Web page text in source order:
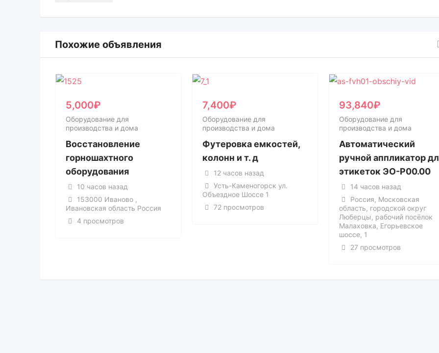
Похожие объявления
5,000₽
Оборудование для
производства и дома
Восстановление
горношахтного
оборудования
10 часов назад
153000 Иваново ,
Ивановская область Россия
4 просмотров
7,400₽
Оборудование для
производства и дома
Футеровка емкостей,
колонн и т. д
12 часов назад
Усть-Каменогорск ул.
Объездное Шоссе 1
72 просмотров
93,840₽
Оборудование для
производства и дома
Автоматический
ручной аппликатор
этикеток ЭО-Р00.00
14 часов назад
Россия, Московская
область, городской округ
Люберцы, рабочий посёлок
Малаховка, Егорьевское
шоссе, 1
27 просмотров